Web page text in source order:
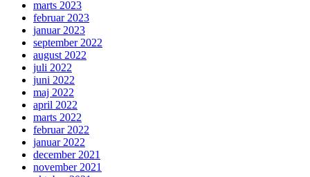
marts 2023
februar 2023
januar 2023
september 2022
august 2022
juli 2022
juni 2022
maj 2022
april 2022
marts 2022
februar 2022
januar 2022
december 2021
november 2021